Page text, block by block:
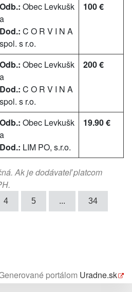
Odb.: Obec Levkušk
a
Dod.: C O R V I N A
spol. s r.o.
100 €
Odb.: Obec Levkušk
a
Dod.: C O R V I N A
spol. s r.o.
200 €
Odb.: Obec Levkušk
a
Dod.: LIM PO, s.r.o.
19.90 €
Ak je dodávateľ platcom
4 5 ... 34
portálom Uradne.sk